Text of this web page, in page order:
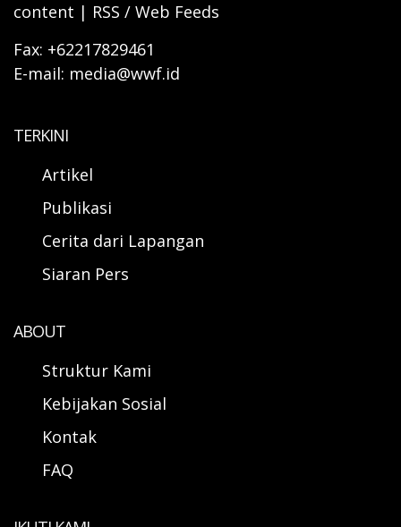
content | RSS / Web Feeds
Fax: +62217829461
E-mail: media@wwf.id
TERKINI
Artikel
Publikasi
Cerita dari Lapangan
Siaran Pers
ABOUT
Struktur Kami
Kebijakan Sosial
Kontak
FAQ